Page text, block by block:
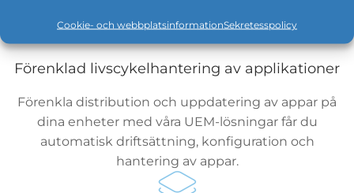
Cookie- och webbplatsinformationSekretesspolicy
Förenklad livscykelhantering av applikationer
Förenkla distribution och uppdatering av appar på
dina enheter med våra UEM-lösningar får du
automatisk driftsättning, konfiguration och
hantering av appar.